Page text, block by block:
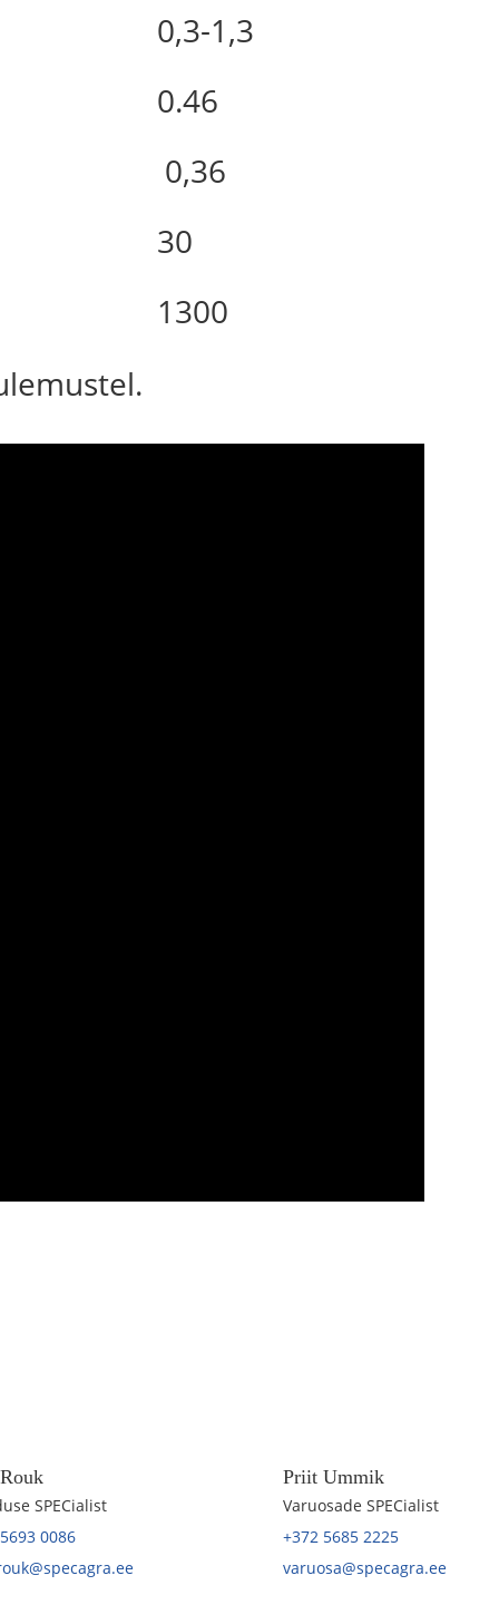
0,3-1,3
0.46
0,36
30
1300
SPECialist
0086
Priit Ummik
Varuosade SPECialist
+372 5685 2225
varuosa@specagra.ee